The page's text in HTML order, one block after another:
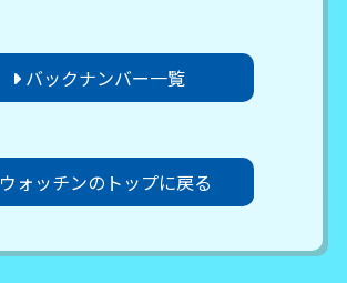
バックナンバー一覧
ウォッチンのトップに戻る